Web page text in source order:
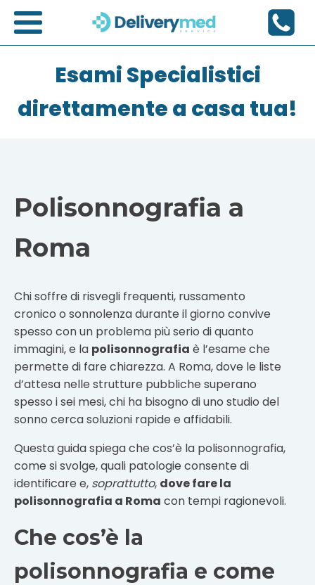
Esami Specialistici
direttamente a casa tua!
Polisonnografia a
Roma
Chi soffre di risvegli frequenti, russamento
cronico o sonnolenza durante il giorno convive
spesso con un problema più serio di quanto
immagini, e la polisonnografia è l’esame che
permette di fare chiarezza. A Roma, dove le liste
d’attesa nelle strutture pubbliche superano
spesso i sei mesi, chi ha bisogno di uno studio del
sonno cerca soluzioni rapide e affidabili.
Questa guida spiega che cos’è la polisonnografia,
come si svolge, quali patologie consente di
identificare e, soprattutto, dove fare la
polisonnografia a Roma con tempi ragionevoli.
Che cos’è la
polisonnografia e come